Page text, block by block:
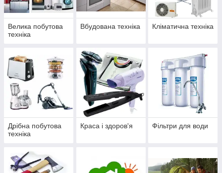
Велика побутова
техніка
Вбудована техніка Кліматична техніка
Дрібна побутова
техніка
Краса і здоров'я Фільтри для води